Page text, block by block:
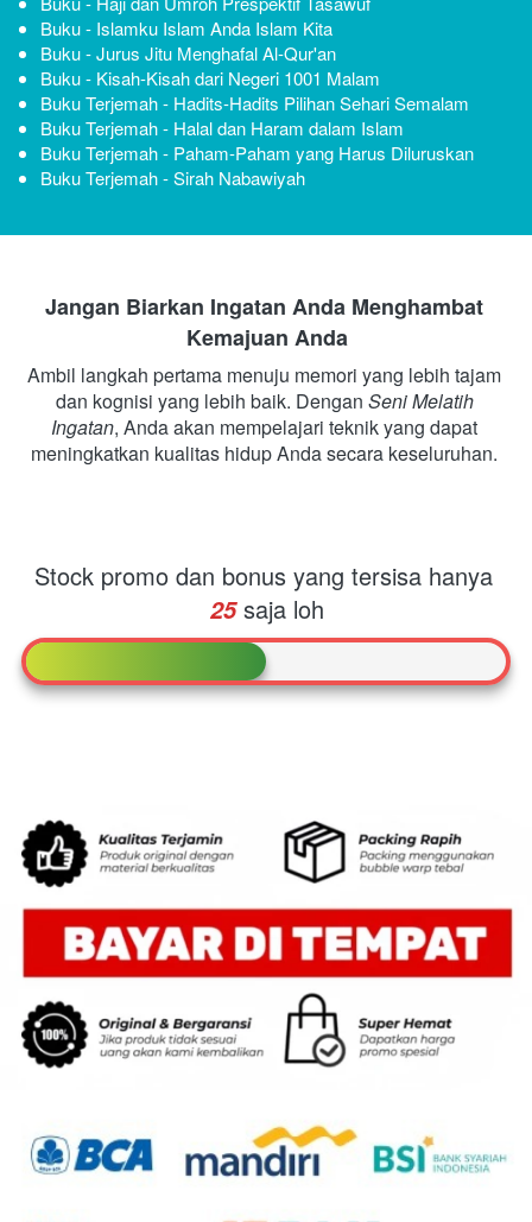
Buku - Islamku Islam Anda Islam Kita
Buku - Jurus Jitu Menghafal Al-Qur'an
Buku - Kisah-Kisah dari Negeri 1001 Malam
Buku Terjemah - Hadits-Hadits Pilihan Sehari Semalam
Buku Terjemah - Halal dan Haram dalam Islam
Buku Terjemah - Paham-Paham yang Harus Diluruskan
Buku Terjemah - Sirah Nabawiyah
Jangan Biarkan Ingatan Anda Menghambat
Kemajuan Anda
Ambil langkah pertama menuju memori yang lebih tajam
dan kognisi yang lebih baik. Dengan Seni Melatih
Ingatan, Anda akan mempelajari teknik yang dapat
meningkatkan kualitas hidup Anda secara keseluruhan.
Stock promo dan bonus yang tersisa hanya
25 saja loh